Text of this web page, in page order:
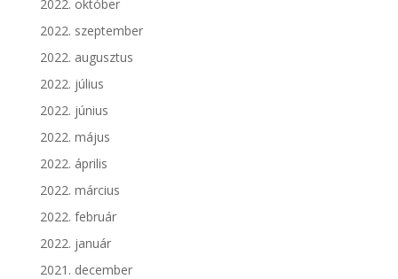
2022. október
2022. szeptember
2022. augusztus
2022. július
2022. június
2022. május
2022. április
2022. március
2022. február
2022. január
2021. december